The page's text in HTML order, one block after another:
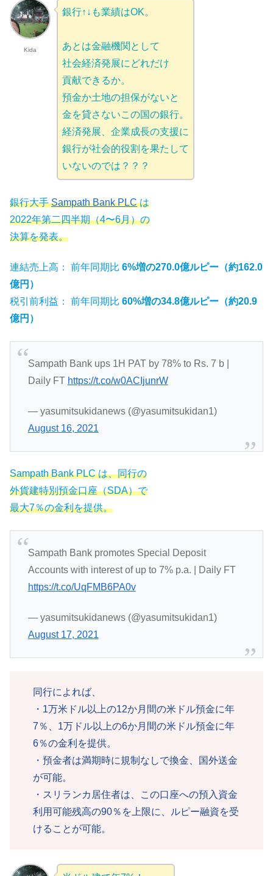
Kida
銀行↑↓も業績はOK。
あとは金融機関として
社会経済発展にどれだけ
貢献できるか。
預金か土地の担保がないと
金を貸さないこの国の銀行。
経済発展、企業成長の支援に
銀行が社会的役割を果たして
いないのでは？？？
銀行大手Sampath Bank PLCは
2022年第二四半期（4〜6月）の
決算を発表。
連結売上高： 前年同期比 6%増の270.0億ルピー（約162.0
億円）
税引前利益： 前年同期比 60%増の34.8億ルピー（約20.9
億円）
Sampath Bank ups 1H PAT by 78% to Rs. 7 b |
Daily FT https://t.co/w0ACIjunrW
— yasumitsukidanews (@yasumitsukidan1)
August 16, 2021
Sampath Bank PLC は、同行の
外貨建特別預金口座（SDA）で
最大7％の金利を提供。
Sampath Bank promotes Special Deposit
Accounts with interest of up to 7% p.a. | Daily FT
https://t.co/UqFMB6PA0v
— yasumitsukidanews (@yasumitsukidan1)
August 17, 2021
同行によれば、
・1万米ドル以上の12か月間の米ドル預金に年
7％、1万ドル以上の6か月間の米ドル預金に年
6％の金利を提供。
・預金者は満期時に規制なしで換金、国外送金
が可能。
・スリランカ居住者は、この口座への預入資金
利用可能残高の90％を上限に、ルピー融資を受
けることが可能。